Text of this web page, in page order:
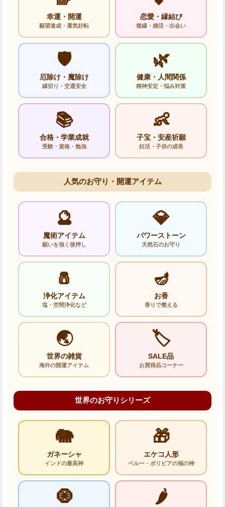
幸運・開運
願望達成・運気好転
恋愛・縁結び
復縁・婚活・出会い
🛡️
厄除け・魔除け
縁切り・交通安全
🌿
健康・人間関係
精神安定・悩み対策
📚
合格・学業成就
受験・資格・勉強
👶
子宝・安産祈願
妊活・子供の成長
人気のお守り・開運アイテム
🔮
魔術アイテム
願いを強く後押し
💎
パワーストーン
天然石のお守り
🧂
浄化アイテム
塩・空間浄化など
🪔
お香
香りで整える
🌏
世界の雑貨
海外の開運アイテム
🏷️
SALE品
お買得品コーナー
世界のお守りシリーズ
🐘
ガネーシャ
インドの最高神
🎁
エケコ人形
ペルー・ボリビアの福の神
🧿 🌶️